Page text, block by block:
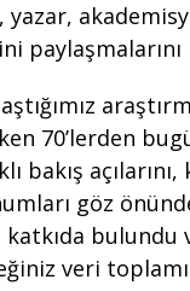
70’lerden
bakış
göz
bulundu
veri toplamı